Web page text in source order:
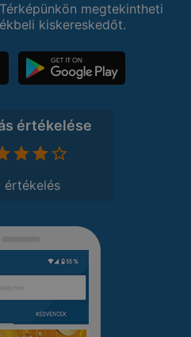
megtekintheti
kiskereskedőt.
értékelése
értékelés